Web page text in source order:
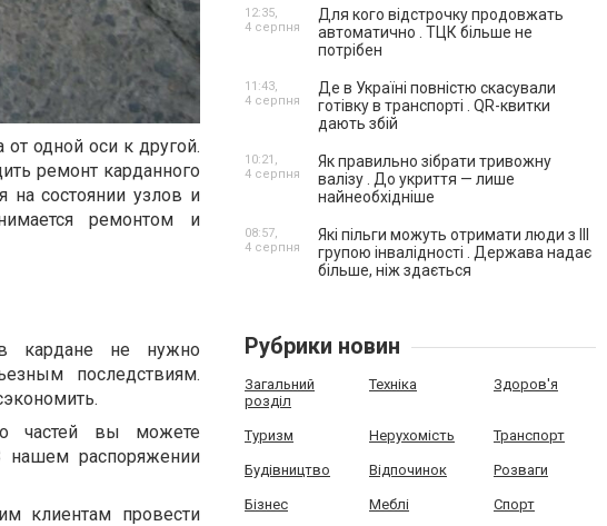
одной оси к другой.
ремонт карданного
на состоянии узлов и
ремонтом и
кардане не нужно
последствиям.
частей вы можете
нашем распоряжении
клиентам провести
Для кого відстрочку продовжать
автоматично . ТЦК більше не
потрібен
12:35,
4 серпня
Де в Україні повністю скасували
готівку в транспорті . QR-квитки
дають збій
11:43,
4 серпня
Як правильно зібрати тривожну
валізу . До укриття — лише
найнеобхідніше
10:21,
4 серпня
Які пільги можуть отримати люди з III
групою інвалідності . Держава надає
більше, ніж здається
08:57,
4 серпня
Рубрики новин
Загальний
розділ
Техніка Здоров'я
Туризм Нерухомість Транспорт
Будівництво Відпочинок Розваги
Бізнес Меблі Спорт